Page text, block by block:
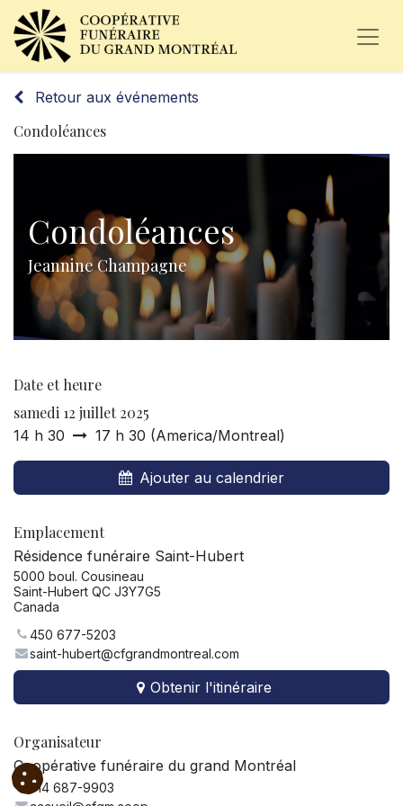
Retour aux événements
Condoléances
Condoléances
Jeannine Champagne
Date et heure
samedi 12 juillet 2025
14 h 30 17 h 30 (America/Montreal)
Ajouter au calendrier
Emplacement
Résidence funéraire Saint-Hubert
5000 boul. Cousineau
Saint-Hubert QC J3Y7G5
Canada
450 677-5203
saint-hubert@cfgrandmontreal.com
Obtenir l'itinéraire
Organisateur
Coopérative funéraire du grand Montréal
514 687-9903